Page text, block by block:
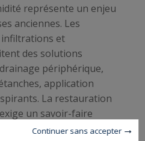
représente un enjeu
anciennes. Les
infiltrations et
des solutions
périphérique,
application
La restauration
exige un savoir-faire
l'intégrité
Continuer sans accepter